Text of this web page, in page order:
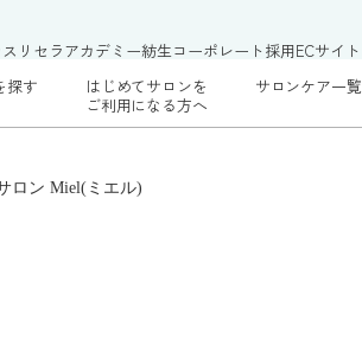
リセラアカデミー紡生コーポレート採用ECサイト
探す
はじめてサロンを
ご利用になる方へ
サロンケア一覧
ロン Miel(ミエル)